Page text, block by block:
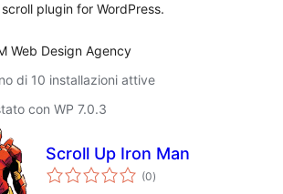
plugin for WordPress.
Web Design Agency
di 10 installazioni attive
con WP 7.0.3
Scroll Up Iron Man
(0valutazioni
totali
)